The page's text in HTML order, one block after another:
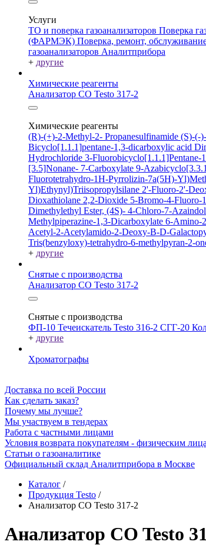
Услуги
ТО и поверка газоанализаторов Поверка
(ФАРМЭК) Поверка, ремонт,
газоанализаторов Аналитприбора
+ другие
Химические реагенты
Анализатор CO Testo 317-2
Химические реагенты
(R)-(+)-2-Methyl-2- Propanesulfinamide (S)-(-
Bicyclo[1.1.1]pentane-1,3-dicarboxylic acid
Hydrochloride 3-Fluorobicyclo[1.1.1]Pentane-
[3.5]Nonane- 7-Carboxylate 9-
Fluorotetrahydro-1H-Pyrrolizin-7a(5H)-
Yl)Ethynyl)Triisopropylsilane 2'-Fluoro-2'-
Dioxathiolane 2,2-Dioxide 5-Bromo-4-Fluoro-
Dimethylethyl Ester, (4S)- 4-Chloro-7-
Methylpiperazine-1,3-Dicarboxylate 6-Amino-
Acetyl-2-Acetylamido-2-Deoxy-B-D-
Tris(benzyloxy)-tetrahydro-6-methylpyran-2-
+ другие
Снятые с производства
Анализатор CO Testo 317-2
Снятые с производства
ФП-10 Течеискатель Testo 316-2 СГГ-20
+ другие
Хроматографы
Доставка по всей России
Как сделать заказ?
Почему мы лучше?
Мы участвуем в тендерах
Работа с частными лицами
Условия возврата покупателям - физическим
Статьи о газоаналитике
Официальный склад Аналитприбора в Москве
Каталог /
Продукция Testo /
Анализатор CO Testo 317-2
Анализатор CO Testo